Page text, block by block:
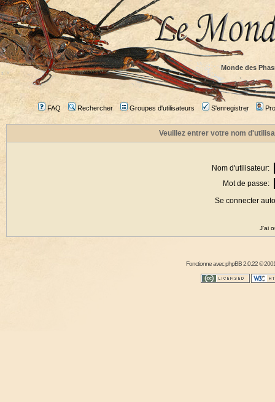
Monde des
FAQ Rechercher Groupes d'utilisateurs S'enregistrer
Veuillez entrer votre nom
Nom d'utilisateur:
Mot de passe:
Se connecter
J'ai
Fonctionne avecphpBB2.0.22 ©